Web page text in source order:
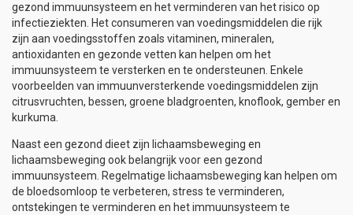
gezond immuunsysteem en het verminderen van het risico op
infectieziekten. Het consumeren van voedingsmiddelen die rijk
zijn aan voedingsstoffen zoals vitaminen, mineralen,
antioxidanten en gezonde vetten kan helpen om het
immuunsysteem te versterken en te ondersteunen. Enkele
voorbeelden van immuunversterkende voedingsmiddelen zijn
citrusvruchten, bessen, groene bladgroenten, knoflook, gember en
kurkuma.
Naast een gezond dieet zijn lichaamsbeweging en
lichaamsbeweging ook belangrijk voor een gezond
immuunsysteem. Regelmatige lichaamsbeweging kan helpen om
de bloedsomloop te verbeteren, stress te verminderen,
ontstekingen te verminderen en het immuunsysteem te